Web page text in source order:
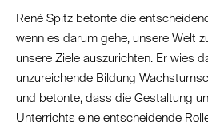
René Spitz betonte die
wenn es darum gehe, unsere Welt
unsere Ziele auszurichten. Er wies
unzureichende Bildung
und betonte, dass die Gestaltung
Unterrichts eine entscheidende